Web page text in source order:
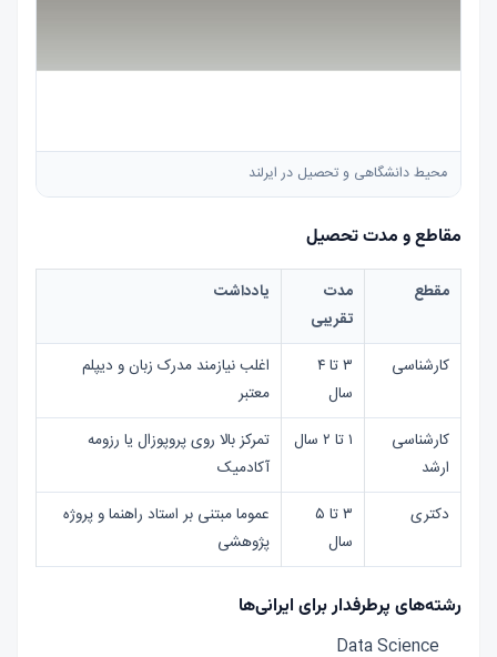
محیط دانشگاهی و تحصیل در ایرلند
مقاطع و مدت تحصیل
مقطع
مدت
تقریبی
یادداشت
کارشناسی
۳ تا ۴
سال
اغلب نیازمند مدرک زبان و دیپلم
معتبر
کارشناسی
ارشد
۱ تا ۲ سال
تمرکز بالا روی پروپوزال یا رزومه
آکادمیک
دکتری
۳ تا ۵
سال
عموما مبتنی بر استاد راهنما و پروژه
پژوهشی
رشته‌های پرطرفدار برای ایرانی‌ها
Data Science